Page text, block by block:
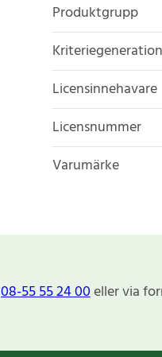
Produktgrupp
Kriteriegeneration
Licensinnehavare
Licensnummer
Varumärke
08-55 55 24 00eller via